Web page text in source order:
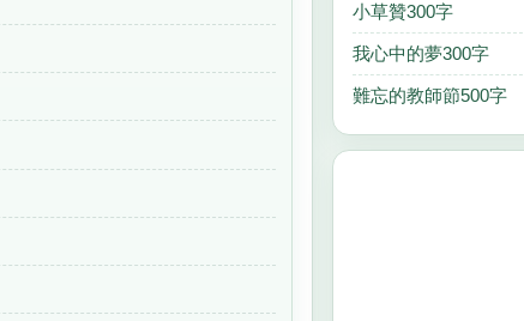
小草贊300字
我心中的夢300字
難忘的教師節500字